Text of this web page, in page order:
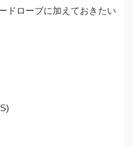
ドローブに加えておきたい